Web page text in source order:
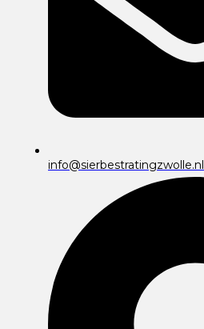
info@sierbestratingzwolle.nl